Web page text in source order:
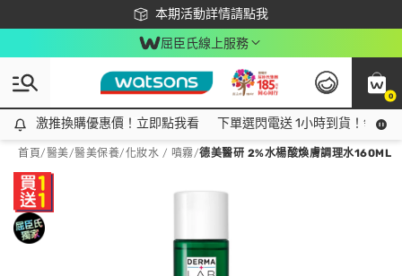
本期活動詳情請點我
下載app最高回饋$350
屈臣氏線上服務
0
激推換購優惠價！立即點我看
激推換購優惠價！立即點我看 下單選閃電送 1小時到貨！領神
首頁/醫美/醫美保養/化妝水 / 噴霧/德美醫研 2%水楊酸煥膚調理水160ML